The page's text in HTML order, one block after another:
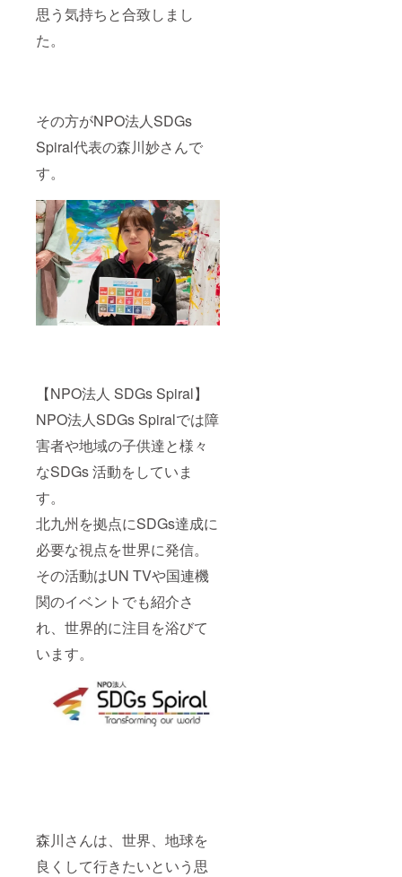
思う気持ちと合致しまし
た。
その方がNPO法人SDGs
Spiral代表の森川妙さんで
す。
【NPO法人 SDGs Spiral】
NPO法人SDGs Spiralでは障
害者や地域の子供達と様々
なSDGs 活動をしていま
す。
北九州を拠点にSDGs達成に
必要な視点を世界に発信。
その活動はUN TVや国連機
関のイベントでも紹介さ
れ、世界的に注目を浴びて
います。
森川さんは、世界、地球を
良くして行きたいという思